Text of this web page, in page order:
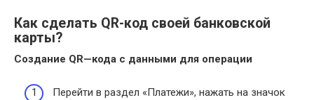
Как сделать QR-код своей банковской
карты?
Создание QR—кода с данными для операции
Перейти в раздел «Платежи», нажать на значок